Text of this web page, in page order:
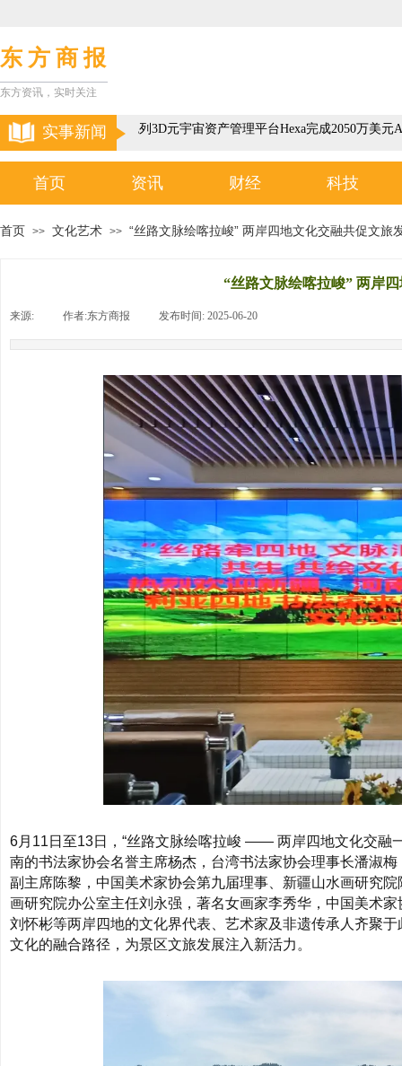
以色列3D元宇宙资产管理平台Hexa完成2050万美元A
东 方 商 报
实事新闻
东方资讯，实时关注
首页 资讯 财经 科技
首页 >> 文化艺术 >> “丝路文脉绘喀拉峻” 两岸四地文化交融共促文旅
“丝路文脉绘喀拉峻” 两岸
来源: 作者:东方商报 发布时间: 2025-06-20
6月11日至13日，“丝路文脉绘喀拉峻 —— 两岸四地文化交融
南的书法家协会名誉主席杨杰，台湾书法家协会理事长潘淑
副主席陈黎，中国美术家协会第九届理事、新疆山水画研究
画研究院办公室主任刘永强，著名女画家李秀华，中国美术
刘怀彬等两岸四地的文化界代表、艺术家及非遗传承人齐聚
文化的融合路径，为景区文旅发展注入新活力。